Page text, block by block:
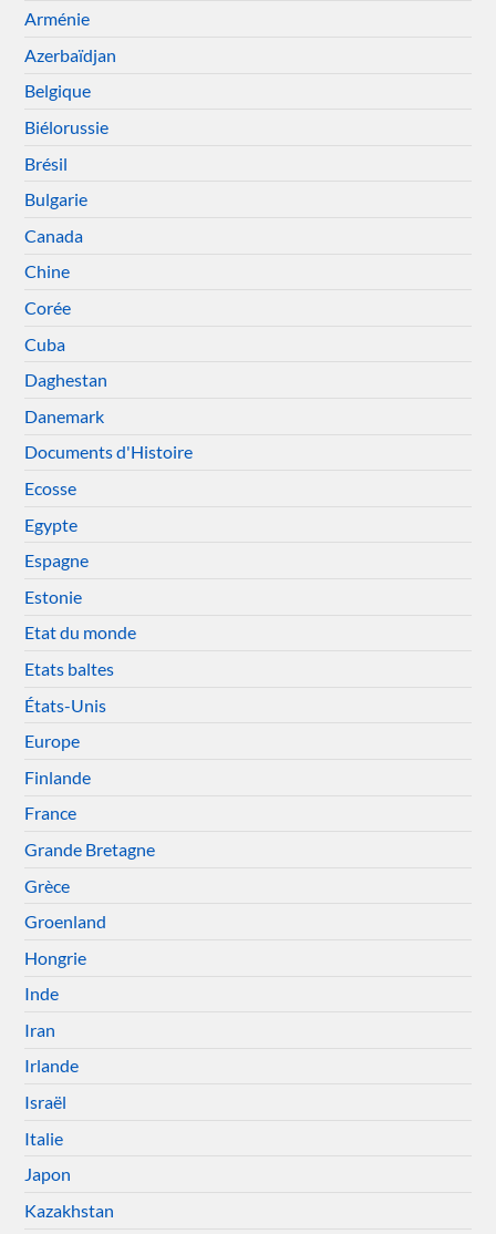
Arménie
Azerbaïdjan
Belgique
Biélorussie
Brésil
Bulgarie
Canada
Chine
Corée
Cuba
Daghestan
Danemark
Documents d'Histoire
Ecosse
Egypte
Espagne
Estonie
Etat du monde
Etats baltes
États-Unis
Europe
Finlande
France
Grande Bretagne
Grèce
Groenland
Hongrie
Inde
Iran
Irlande
Israël
Italie
Japon
Kazakhstan